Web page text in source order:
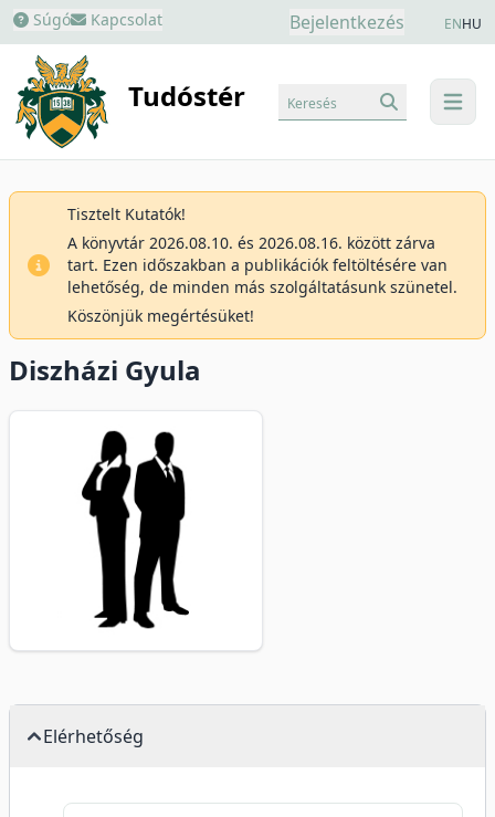
Súgó Kapcsolat Bejelentkezés ENHU
Tudóstér menu
Keresés
Tisztelt Kutatók!
A könyvtár 2026.08.10. és 2026.08.16. között zárva
tart. Ezen időszakban a publikációk feltöltésére van
lehetőség, de minden más szolgáltatásunk szünetel.
Köszönjük megértésüket!
Diszházi Gyula
Elérhetőség